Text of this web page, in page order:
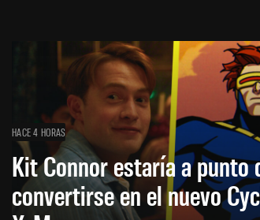
HACE 4 HORAS
Kit Connor estaría a punto
convertirse en el nuevo